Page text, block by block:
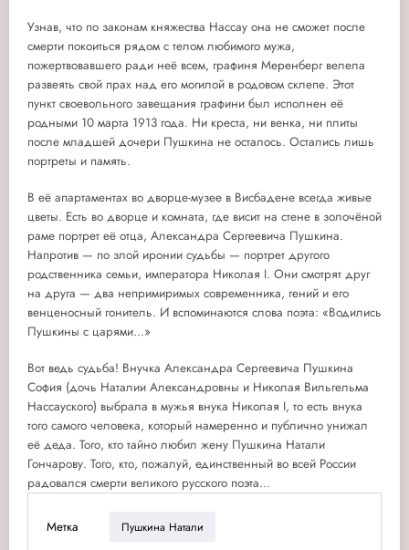
Узнав, что по законам княжества Нассау она не сможет после
смерти покоиться рядом с телом любимого мужа,
пожертвовавшего ради неё всем, графиня Меренберг велела
развеять свой прах над его могилой в родовом склепе. Этот
пункт своевольного завещания графини был исполнен её
родными 10 марта 1913 года. Ни креста, ни венка, ни плиты
после младшей дочери Пушкина не осталось. Остались лишь
портреты и память.
В её апартаментах во дворце-музее в Висбадене всегда живые
цветы. Есть во дворце и комната, где висит на стене в золочёной
раме портрет её отца, Александра Сергеевича Пушкина.
Напротив — по злой иронии судьбы — портрет другого
родственника семьи, императора Николая I. Они смотрят друг
на друга — два непримиримых современника, гений и его
венценосный гонитель. И вспоминаются слова поэта: «Водились
Пушкины с царями...»
Вот ведь судьба! Внучка Александра Сергеевича Пушкина
София (дочь Наталии Александровны и Николая Вильгельма
Нассауского) выбрала в мужья внука Николая I, то есть внука
того самого человека, который намеренно и публично унижал
её деда. Того, кто тайно любил жену Пушкина Натали
Гончарову. Того, кто, пожалуй, единственный во всей России
радовался смерти великого русского поэта...
Метка Пушкина Натали